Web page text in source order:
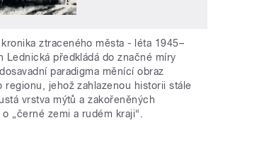
kronika ztraceného města - léta 1945–
Lednická předkládá do značné míry
paradigma měnící obraz
regionu, jehož zahlazenou historii stále
vrstva mýtů a zakořeněných
„černé zemi a rudém kraji“.